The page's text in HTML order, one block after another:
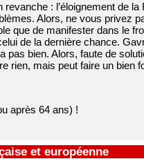
: l’éloignement de
Alors, ne vous privez
que de manifester dans le
de la dernière chance.
pas bien. Alors, faute de
rien, mais peut faire un bien
après 64 ans) !
et européenne